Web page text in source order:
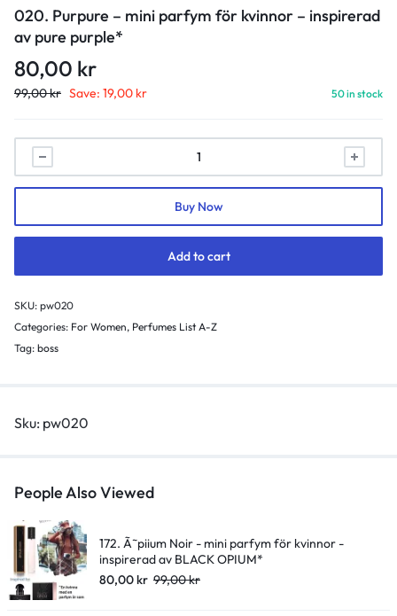
020. Purpure – mini parfym för kvinnor – inspirerad
av pure purple*
80,00 kr
99,00kr Save: 19,00 kr 50 in stock
020.
Purpure
-
parfym
kvinnor
-
inspirerad
av
Add to cart
Buy Now
SKU: pw020
Categories: For Women, Perfumes List A-Z
Tag: boss
Sku: pw020
People Also Viewed
172. Ã˜piium Noir - mini parfym för kvinnor -
inspirerad av BLACK OPIUM*
80,00kr 99,00kr